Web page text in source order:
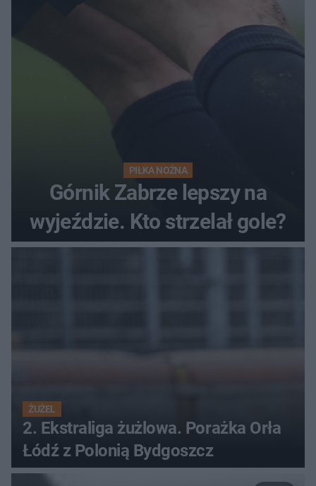
PIŁKA NOŻNA
Górnik Zabrze lepszy na
wyjeździe. Kto strzelał gole?
ŻUŻEL
2. Ekstraliga żużlowa. Porażka Orła
Łódź z Polonią Bydgoszcz